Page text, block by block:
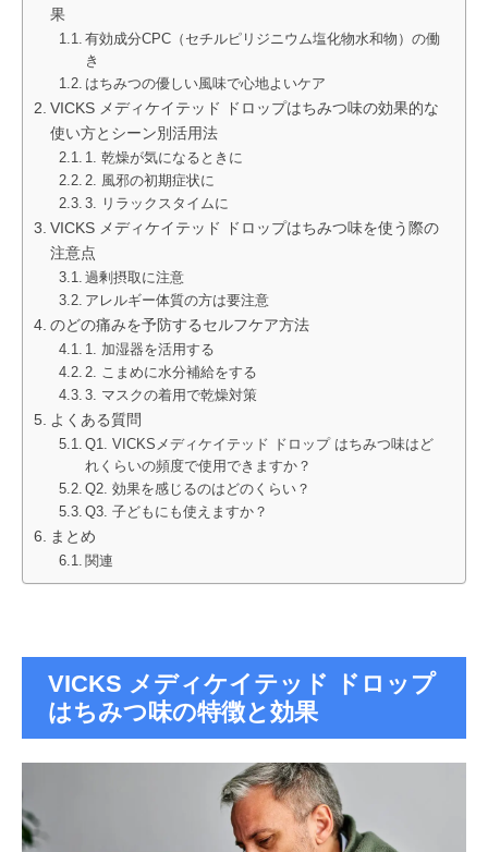
果
有効成分CPC（セチルピリジニウム塩化物水和物）の働
き
はちみつの優しい風味で心地よいケア
VICKS メディケイテッド ドロップはちみつ味の効果的な
使い方とシーン別活用法
1. 乾燥が気になるときに
2. 風邪の初期症状に
3. リラックスタイムに
VICKS メディケイテッド ドロップはちみつ味を使う際の
注意点
過剰摂取に注意
アレルギー体質の方は要注意
のどの痛みを予防するセルフケア方法
1. 加湿器を活用する
2. こまめに水分補給をする
3. マスクの着用で乾燥対策
よくある質問
Q1. VICKSメディケイテッド ドロップ はちみつ味はど
れくらいの頻度で使用できますか？
Q2. 効果を感じるのはどのくらい？
Q3. 子どもにも使えますか？
まとめ
関連
VICKS メディケイテッド ドロップ
はちみつ味の特徴と効果